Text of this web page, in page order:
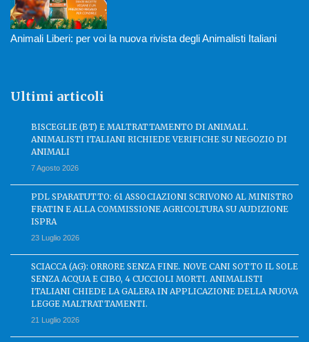
Animali Liberi: per voi la nuova rivista degli Animalisti Italiani
Ultimi articoli
BISCEGLIE (BT) E MALTRATTAMENTO DI ANIMALI.
ANIMALISTI ITALIANI RICHIEDE VERIFICHE SU NEGOZIO DI
ANIMALI
7 Agosto 2026
PDL SPARATUTTO: 61 ASSOCIAZIONI SCRIVONO AL MINISTRO
FRATIN E ALLA COMMISSIONE AGRICOLTURA SU AUDIZIONE
ISPRA
23 Luglio 2026
SCIACCA (AG): ORRORE SENZA FINE. NOVE CANI SOTTO IL SOLE
SENZA ACQUA E CIBO, 4 CUCCIOLI MORTI. ANIMALISTI
ITALIANI CHIEDE LA GALERA IN APPLICAZIONE DELLA NUOVA
LEGGE MALTRATTAMENTI.
21 Luglio 2026